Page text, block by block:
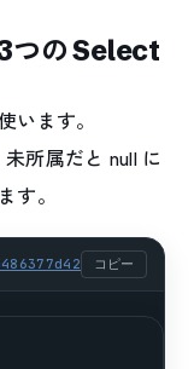
つの Select
います。
未所属だと null に
す。
コピー